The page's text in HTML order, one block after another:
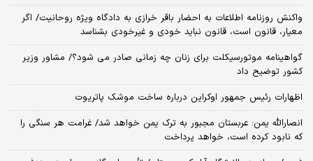
واکنش روزنامه اطلاعات به احضار باقر خرازی به دادگاه ویژه روحانیت/ اگر
معیار، قانون است، قانون نباید خودی و غیرخودی بشناسد
گواهینامه موتورسیکلت برای زنان چه زمانی صادر می شود؟/ مشاور وزیر
کشور توضیح داد
اظهارات رئیس جمهور اوکراین درباره ساخت موشک پاتریوت
انصارالله یمن: عربستان مجبور به ترک یمن خواهد شد/ غرامت هر سنگی را
که نابود کرده است، خواهد پرداخت